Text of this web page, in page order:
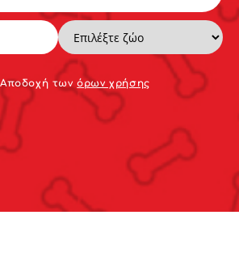
Αποδoχή τωνόρων χρήσης